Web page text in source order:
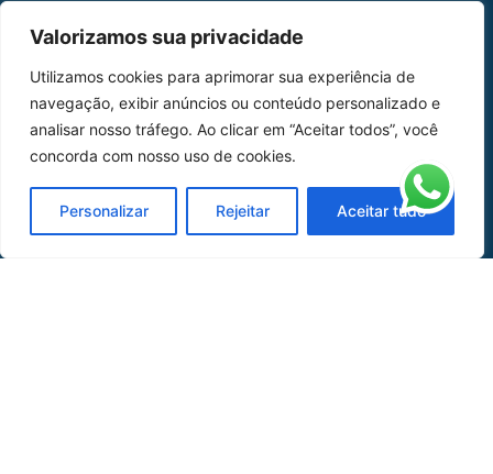
Valorizamos sua privacidade
Utilizamos cookies para aprimorar sua experiência de
navegação, exibir anúncios ou conteúdo personalizado e
analisar nosso tráfego. Ao clicar em “Aceitar todos”, você
concorda com nosso uso de cookies.
Personalizar Rejeitar Aceitar tudo
Peças
Catálogo de Aplicações
Oficina de Mangueiras